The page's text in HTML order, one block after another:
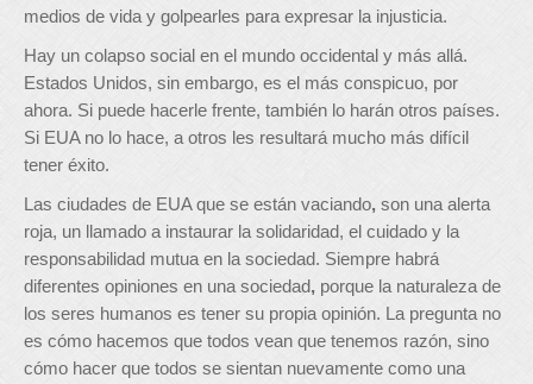
medios de vida y golpearles para expresar la injusticia.
Hay un colapso social en el mundo occidental y más allá.
Estados Unidos, sin embargo, es el más conspicuo, por
ahora. Si puede hacerle frente, también lo harán otros países.
Si EUA no lo hace, a otros les resultará mucho más difícil
tener éxito.
Las ciudades de EUA que se están vaciando, son una alerta
roja, un llamado a instaurar la solidaridad, el cuidado y la
responsabilidad mutua en la sociedad. Siempre habrá
diferentes opiniones en una sociedad, porque la naturaleza de
los seres humanos es tener su propia opinión. La pregunta no
es cómo hacemos que todos vean que tenemos razón, sino
cómo hacer que todos se sientan nuevamente como una